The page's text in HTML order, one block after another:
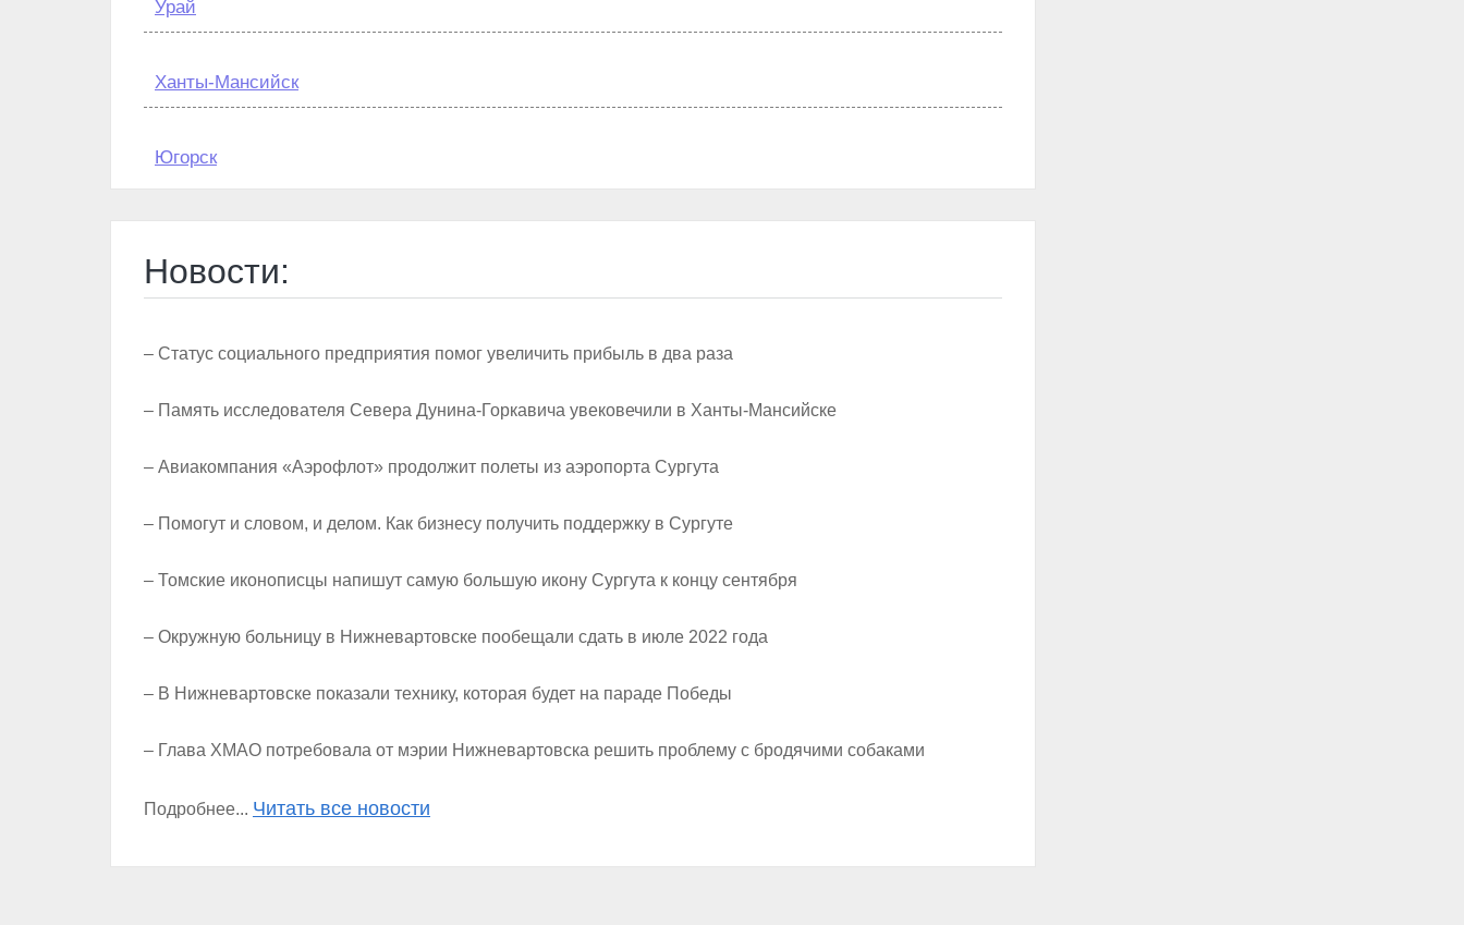
Урай
Ханты-Мансийск
Югорск
Новости:
– Статус социального предприятия помог увеличить прибыль в два раза
– Память исследователя Севера Дунина-Горкавича увековечили в Ханты-Мансийске
– Авиакомпания «Аэрофлот» продолжит полеты из аэропорта Сургута
– Помогут и словом, и делом. Как бизнесу получить поддержку в Сургуте
– Томские иконописцы напишут самую большую икону Сургута к концу сентября
– Окружную больницу в Нижневартовске пообещали сдать в июле 2022 года
– В Нижневартовске показали технику, которая будет на параде Победы
– Глава ХМАО потребовала от мэрии Нижневартовска решить проблему с бродячими собаками
Подробнее... Читать все новости